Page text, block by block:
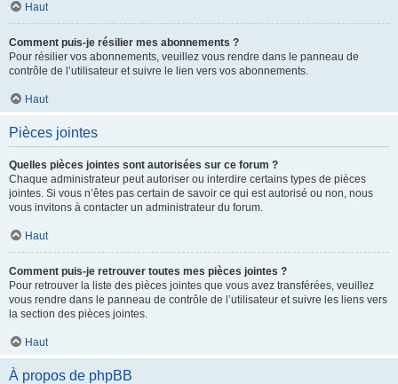
Haut
Comment puis-je résilier mes abonnements ?
Pour résilier vos abonnements, veuillez vous rendre dans le panneau de
contrôle de l’utilisateur et suivre le lien vers vos abonnements.
Haut
Pièces jointes
Quelles pièces jointes sont autorisées sur ce forum ?
Chaque administrateur peut autoriser ou interdire certains types de pièces
jointes. Si vous n’êtes pas certain de savoir ce qui est autorisé ou non, nous
vous invitons à contacter un administrateur du forum.
Haut
Comment puis-je retrouver toutes mes pièces jointes ?
Pour retrouver la liste des pièces jointes que vous avez transférées, veuillez
vous rendre dans le panneau de contrôle de l’utilisateur et suivre les liens vers
la section des pièces jointes.
Haut
À propos de phpBB